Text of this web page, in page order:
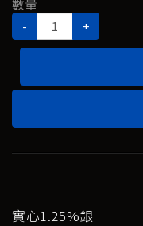
- +
實心1.25%銀